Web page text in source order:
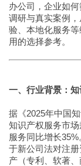
办公司，企业如
调研与真实案例
验、本地化服务
用的选择参考。
一、行业背景：
据《2025年中国
知识产权服务市
服务同比增长
于新公司法对注
产（专利、软著